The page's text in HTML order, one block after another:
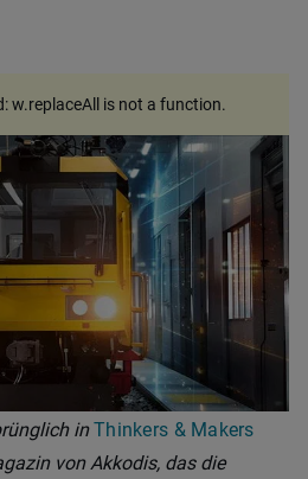
inThinkers & Makers
von Akkodis, das die
w.replaceAll is not a function.